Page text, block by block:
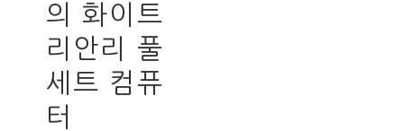
의 화이트
리안리 풀
세트 컴퓨
터